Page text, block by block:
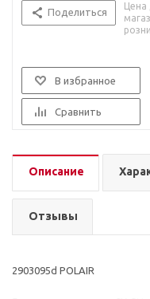
Поделиться
В избранное
Сравнить
Описание
Отзывы
2903095d POLAIR